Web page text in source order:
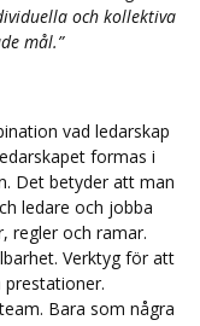
och kollektiva
mål.”
vad ledarskap
formas i
Det betyder att man
ledare och jobba
regler och ramar.
Verktyg för att
Bara som några